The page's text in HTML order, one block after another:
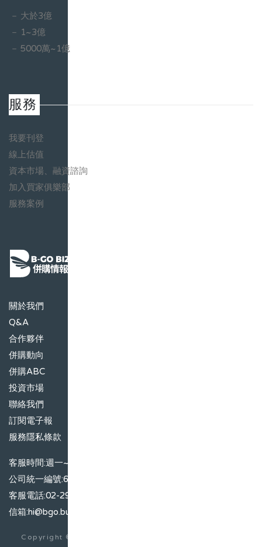
關於我們
Q&A
合作夥伴
併購動向
併購ABC
投資市場
聯絡我們
訂閱電子報
服務隱私條款
客服時間:週一~週五09:00~17:00
公司統一編號:66509415
客服電話:02-29188919
信箱:hi@bgo.business
Copyright ©
大於3億
1~3億
5000萬~1億
服務
我要刊登
線上估值
資本市場、融資諮詢
加入買家俱樂部
服務案例